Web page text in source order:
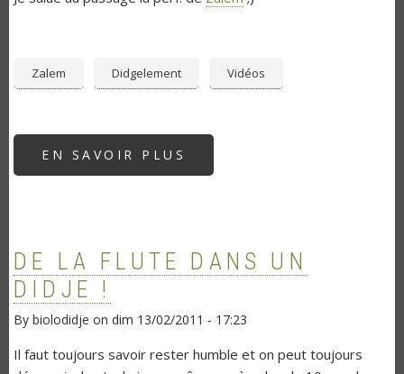
Zalem Didgelement Vidéos
EN SAVOIR PLUS
À
DE LA FLUTE DANS UN
DIDJE !
By biolodidje on dim 13/02/2011 - 17:23
Il faut toujours savoir rester humble et on peut toujours